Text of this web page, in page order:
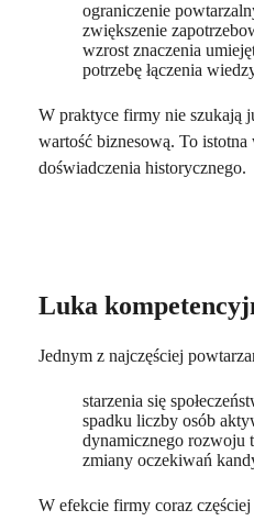
ograniczenie
zwiększenie
wzrost znaczenia
potrzebę łączenia
W praktyce firmy nie szukają
wartość biznesową. To
doświadczenia historycznego.
Luka
Jednym z najczęściej
starzenia się
spadku liczby osób
dynamicznego rozwoju
zmiany oczekiwań
W efekcie firmy coraz